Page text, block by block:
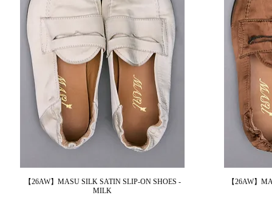
제품보기
【26AW】MASU SILK SATIN SLIP-ON SHOES -
MILK
【26AW】